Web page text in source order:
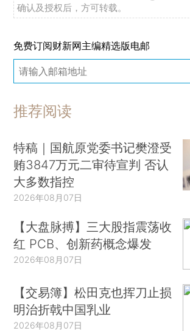
确认及授权后，方可转载。
免费订阅财新网主编精选版电邮
推荐阅读
特稿｜国航原党委书记樊澄受
贿3847万元二审待宣判 否认
大多数指控
2026年08月07日
【大盘脉搏】三大股指震荡收
红 PCB、创新药概念爆发
2026年08月07日
【交易簿】松田克也挥刀止损
明治折戟中国乳业
2026年08月07日